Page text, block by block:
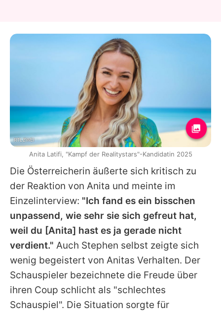
Die Österreicherin äußerte sich kritisch zu
der Reaktion von Anita und meinte im
Einzelinterview: "Ich fand es ein bisschen
unpassend, wie sehr sie sich gefreut hat,
weil du [Anita] hast es ja gerade nicht
verdient." Auch Stephen selbst zeigte sich
wenig begeistert von Anitas Verhalten. Der
Schauspieler bezeichnete die Freude über
ihren Coup schlicht als "schlechtes
Schauspiel". Die Situation sorgte für
RTLZWEI
Anita Latifi, "Kampf der Realitystars"-Kandidatin 2025